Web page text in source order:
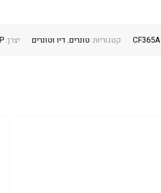
CF365A קטגוריות: טונרים, דיו וטונרים יצרן: